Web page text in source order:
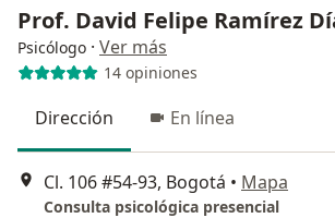
Prof. David Felipe Ramírez
Psicólogo · Ver más
14 opiniones
Dirección En línea
Cl. 106 #54-93, Bogotá • Mapa
Consulta psicológica presencial